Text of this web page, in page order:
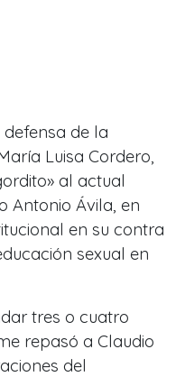
defensa de la
Luisa Cordero,
al actual
Antonio Ávila, en
en su contra
sexual en
tres o cuatro
repasó a Claudio
del